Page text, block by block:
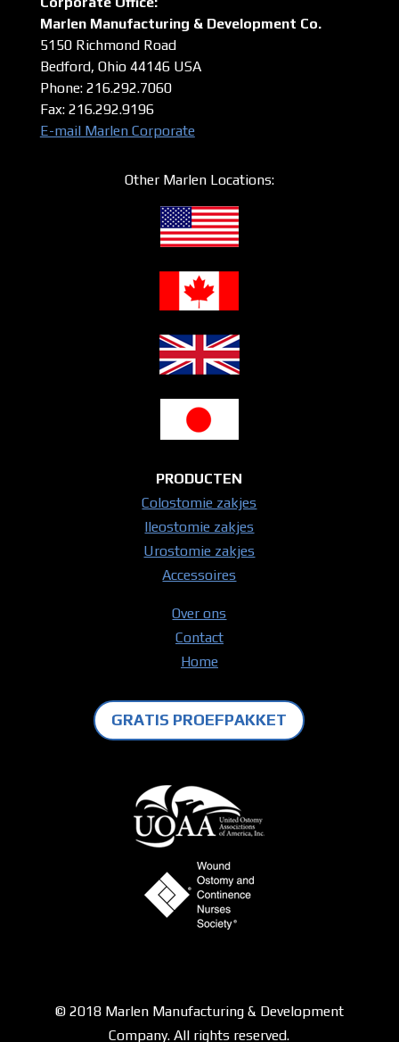
Marlen Manufacturing & Development Co.
5150 Richmond Road
Bedford, Ohio 44146 USA
Phone: 216.292.7060
Fax: 216.292.9196
E-mail Marlen Corporate
Other Marlen Locations:
PRODUCTEN
Colostomie zakjes
Ileostomie zakjes
Urostomie zakjes
Accessoires
Over ons
Contact
Home
GRATIS PROEFPAKKET
© 2018 Marlen Manufacturing & Development
Company. All rights reserved.